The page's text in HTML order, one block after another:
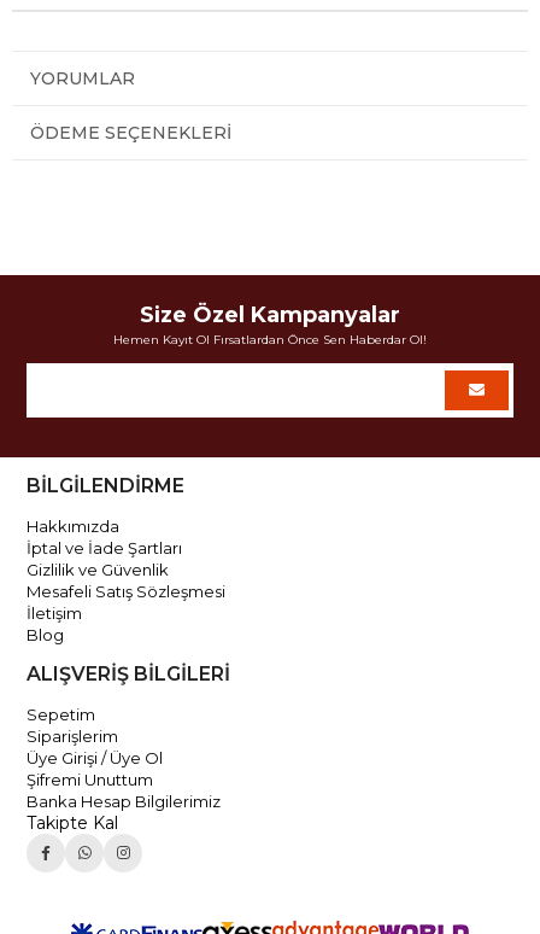
YORUMLAR
ÖDEME SEÇENEKLERI
Size Özel Kampanyalar
Hemen Kayıt Ol Fırsatlardan Önce Sen Haberdar Ol!
BİLGİLENDİRME
Hakkımızda
İptal ve İade Şartları
Gizlilik ve Güvenlik
Mesafeli Satış Sözleşmesi
İletişim
Blog
ALIŞVERİŞ BİLGİLERİ
Sepetim
Siparişlerim
Üye Girişi / Üye Ol
Şifremi Unuttum
Banka Hesap Bilgilerimiz
Takipte Kal